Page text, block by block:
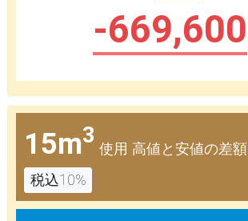
-669,600
15m3
使用 高値と安値の差額
税込10%